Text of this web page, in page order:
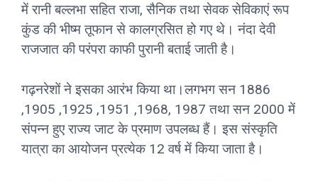
में रानी बल्लभा सहित राजा, सैनिक तथा सेवक सेविकाएं रूप
कुंड की भीष्म तूफान से कालग्रसित हो गए थे। नंदा देवी
राजजात की परंपरा काफी पुरानी बताई जाती है।
गढ़नरेशों ने इसका आरंभ किया था।लगभग सन 1886
,1905 ,1925 ,1951 ,1968, 1987 तथा सन 2000 में
संपन्न हुए राज्य जाट के प्रमाण उपलब्ध हैं। इस संस्कृति
यात्रा का आयोजन प्रत्येक 12 वर्ष में किया जाता है।